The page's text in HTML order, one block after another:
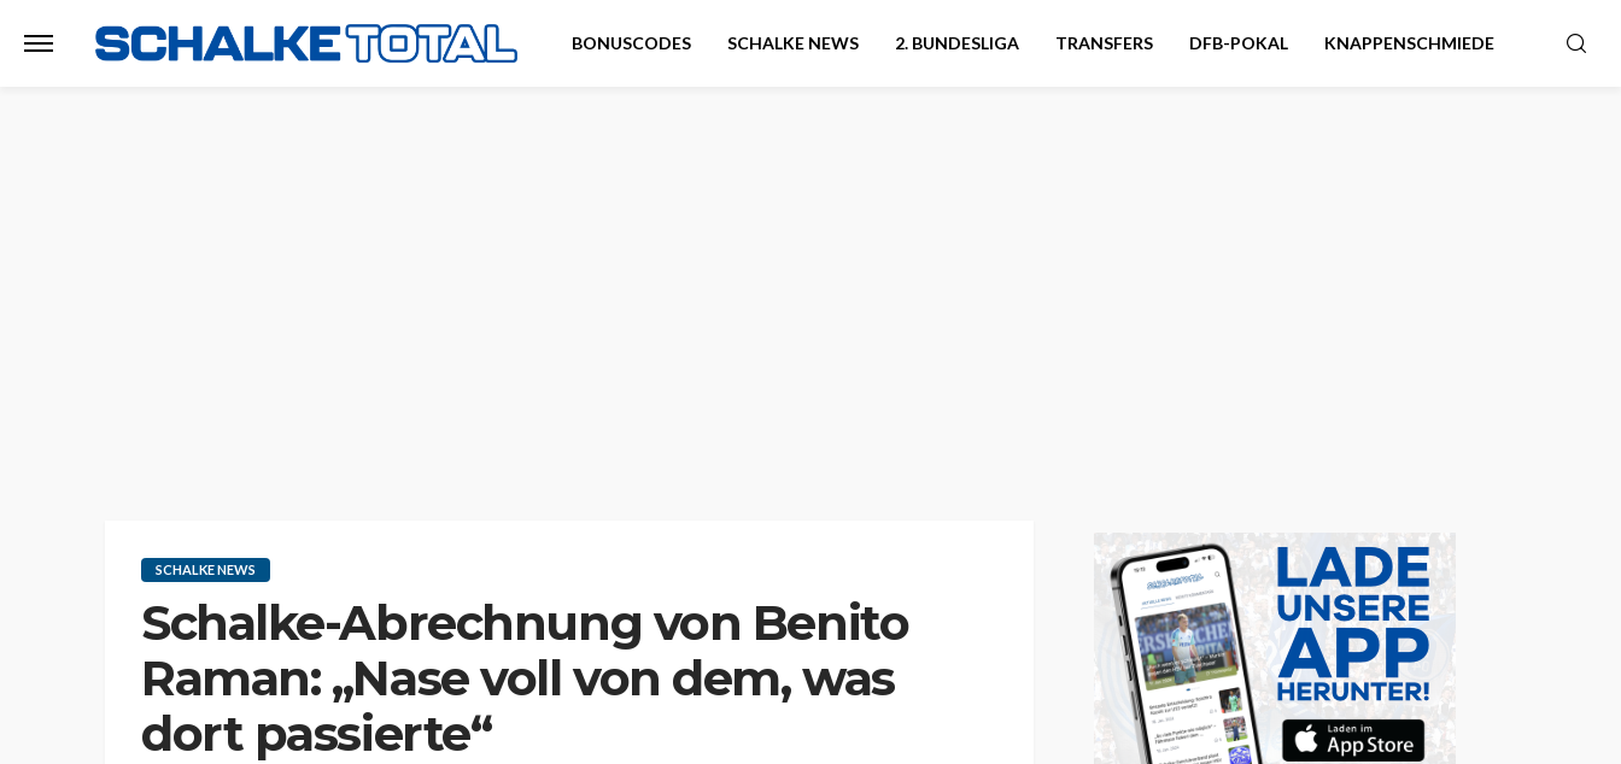
BONUSCODES SCHALKE NEWS 2. BUNDESLIGA TRANSFERS DFB-POKAL KNAPPENSCHMIEDE
SCHALKE NEWS
Schalke-Abrechnung von Benito
Raman: „Nase voll von dem, was
dort passierte“